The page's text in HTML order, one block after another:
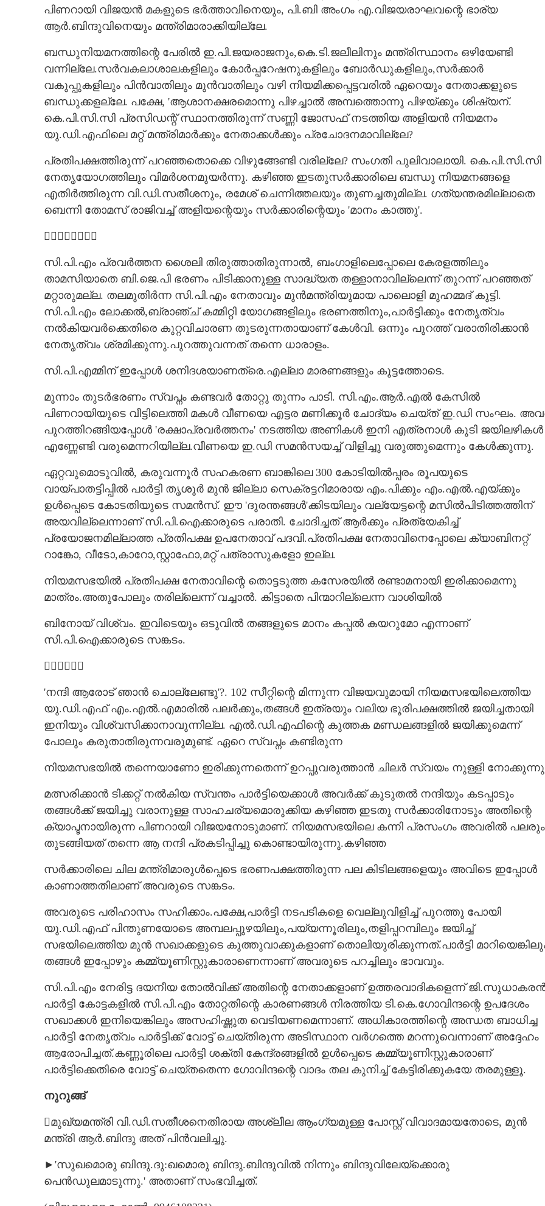
പിണറായി വിജയൻ മകളുടെ ഭർത്താവിനെയും, പി.ബി അംഗം എ.വിജയരാഘവന്റെ ഭാര്യ
ആർ.ബിന്ദുവിനെയും മന്ത്രിമാരാക്കിയില്ലേ.
ബന്ധുനിയമനത്തിന്റെ പേരിൽ ഇ.പി.ജയരാജനും,കെ.ടി.ജലീലിനും മന്ത്രിസ്ഥാനം ഒഴിയേണ്ടി
വന്നില്ലേ.സർവകലാശാലകളിലും കോർപ്പറേഷനുകളിലും ബോർഡുകളിലും,സർക്കാർ
വകുപ്പുകളിലും പിൻവാതിലും മുൻവാതിലും വഴി നിയമിക്കപ്പെട്ടവരിൽ ഏറെയും നേതാക്കളുടെ
ബന്ധുക്കളല്ലേ.‌‌ പക്ഷേ, 'ആശാനക്ഷരമൊന്നു പിഴച്ചാൽ അമ്പത്തൊന്നു പിഴയ്ക്കും ശിഷ്യന്.
കെ.പി.സി.സി പ്രസിഡന്റ് സ്ഥാനത്തിരുന്ന് സണ്ണി ജോസഫ് നടത്തിയ അളിയൻ നിയമനം
യു.ഡി.എഫിലെ മറ്റ് മന്ത്രിമാർക്കും നേതാക്കൾക്കും പ്രചോദനമാവില്ലേ?
പ്രതിപക്ഷത്തിരുന്ന് പറഞ്ഞതൊക്കെ വിഴുങ്ങേണ്ടി വരില്ലേ? സംഗതി പുലിവാലായി. കെ.പി.സി.സി
നേതൃയോഗത്തിലും വിമർശനമുയർന്നു. കഴിഞ്ഞ ഇടതുസർക്കാരിലെ ബന്ധു നിയമനങ്ങളെ
എതിർത്തിരുന്ന വി.ഡി.സതീശനും,​ രമേശ് ചെന്നിത്തലയും തുണച്ചതുമില്ല. ഗത്യന്തരമില്ലാതെ
ബെന്നി തോമസ് രാജിവച്ച് അളിയന്റെയും സർക്കാരിന്റെയും 'മാനം കാത്തു'.

സി.പി.എം പ്രവ‌ർത്തന ശൈലി തിരുത്താതിരുന്നാൽ, ബംഗാളിലെപ്പോലെ കേരളത്തിലും
താമസിയാതെ ബി.ജെ.പി ഭരണം പിടിക്കാനുള്ള സാദ്ധ്യത തള്ളാനാവില്ലെന്ന് തുറന്ന് പറഞ്ഞത്
മറ്റാരുമല്ല. തലമുതിർന്ന സി.പി.എം നേതാവും മുൻമന്ത്രിയുമായ പാലൊളി മുഹമ്മദ് കുട്ടി.
സി.പി.എം ലോക്കൽ,ബ്രാഞ്ച് കമ്മിറ്റി യോഗങ്ങളിലും ഭരണത്തിനും,പാർട്ടിക്കും നേത‌ൃത്വം
നൽകിയവർക്കെതിരെ കുറ്റവിചാരണ തുടരുന്നതായാണ് കേൾവി. ഒന്നും പുറത്ത് വരാതിരിക്കാൻ
നേതൃത്വം ശ്രമിക്കുന്നു.പുറത്തുവന്നത് തന്നെ ധാരാളം.
സി.പി.എമ്മിന് ഇപ്പോൾ ശനിദശയാണത്രെ.എല്ലാ മാരണങ്ങളും കൂട്ടത്തോടെ.
മൂന്നാം തുടർഭരണം സ്വപ്നം കണ്ടവർ തോറ്റു തുന്നം പാടി. സി.എം.ആർ.എൽ കേസിൽ
പിണറായിയുടെ വീട്ടിലെത്തി മകൾ വീണയെ എട്ടര മണിക്കൂർ ചോദ്യം ചെയ്ത് ഇ.ഡി സംഘം.
പുറത്തിറങ്ങിയപ്പോൾ 'രക്ഷാപ്രവർത്തനം' നടത്തിയ അണികൾ ഇനി എത്രനാൾ കൂടി ജയിലഴികൾ
എണ്ണേണ്ടി വരുമെന്നറിയില്ല.വീണയെ ഇ.ഡി സമൻസയച്ച് വിളിച്ചു വരുത്തുമെന്നും കേൾക്കുന്നു.
ഏറ്റവുമൊടുവിൽ, കരുവന്നൂർ സഹകരണ ബാങ്കിലെ 300 കോടിയിൽപ്പരം രൂപയുടെ
വായ്പാതട്ടിപ്പിൽ പാർട്ടി തൃശൂർ മുൻ ജില്ലാ സെക്രട്ടറിമാരായ എം.പിക്കും എം.എൽ.എയ്ക്കും
ഉൾപ്പെടെ കോടതിയുടെ സമൻസ്. ഈ 'ദുരന്തങ്ങൾ'ക്കിടയിലും വല്യേട്ടന്റെ മസിൽപിടിത്തത്തിന്
അയവില്ലെന്നാണ് സി.പി.ഐക്കാരുടെ പരാതി. ചോദിച്ചത് ആർക്കും പ്രത്യേകിച്ച്
പ്രയോജനമില്ലാത്ത പ്രതിപക്ഷ ഉപനേതാവ് പദവി.പ്രതിപക്ഷ നേതാവിനെപ്പോലെ ക്യാബിനറ്റ്
റാങ്കോ, വീടോ,കാറോ,സ്റ്റാഫോ,മറ്റ് പത്രാസുകളോ ഇല്ല.
നിയമസഭയിൽ പ്രതിപക്ഷ നേതാവിന്റെ തൊട്ടടുത്ത കസേരയിൽ രണ്ടാമനായി ഇരിക്കാമെന്നു
മാത്രം.അതുപോലും തരില്ലെന്ന് വച്ചാൽ. കിട്ടാതെ പിന്മാറില്ലെന്ന വാശിയിൽ
ബിനോയ് വിശ്വം. ഇവിടെയും ഒടുവിൽ തങ്ങളുടെ മാനം കപ്പൽ കയറുമോ എന്നാണ്
സി.പി.ഐക്കാരുടെ സങ്കടം.

'നന്ദി ആരോട് ഞാൻ ചൊല്ലേണ്ടു'?. 102 സീറ്റിന്റെ മിന്നുന്ന വിജയവുമായി നിയമസഭയിലെത്തിയ
യു.ഡി.എഫ് എം.എൽ.എമാരിൽ പലർക്കും,തങ്ങൾ ഇത്രയും വലിയ ഭൂരിപക്ഷത്തിൽ ജയിച്ചതായി
ഇനിയും വിശ്വസിക്കാനാവുന്നില്ല. എൽ.ഡി.എഫിന്റെ കുത്തക മണ്ഡലങ്ങളിൽ ജയിക്കുമെന്ന്
പോലും കരുതാതിരുന്നവരുമുണ്ട്. ഏറെ സ്വപ്നം കണ്ടിരുന്ന
നിയമസഭയിൽ തന്നെയാണോ ഇരിക്കുന്നതെന്ന് ഉറപ്പുവരുത്താൻ ചിലർ സ്വയം നുള്ളി
മത്സരിക്കാൻ ടിക്കറ്റ് നൽകിയ സ്വന്തം പാർട്ടിയെക്കാൾ അവർക്ക് കൂടുതൽ നന്ദിയും കടപ്പാടും
തങ്ങൾക്ക് ജയിച്ചു വരാനുള്ള സാഹചര്യമൊരുക്കിയ കഴിഞ്ഞ ഇടതു സർക്കാരിനോടും അതിന്റെ
ക്യാപ്ടനായിരുന്ന പിണറായി വിജയനോടുമാണ്. നിയമസഭയിലെ കന്നി പ്രസംഗം അവരിൽ പലരും
തുടങ്ങിയത് തന്നെ ആ നന്ദി പ്രകടിപ്പിച്ചു കൊണ്ടായിരുന്നു.കഴിഞ്ഞ
സർക്കാരിലെ ചില മന്ത്രിമാരുൾപ്പെടെ ഭരണപക്ഷത്തിരുന്ന പല കിടിലങ്ങളെയും അവിടെ ഇപ്പോൾ
കാണാത്തതിലാണ് അവരുടെ സങ്കടം.
അവരുടെ പരിഹാസം സഹിക്കാം.പക്ഷേ,പാർട്ടി നടപടികളെ വെല്ലുവിളിച്ച് പുറത്തു പോയി
യു.ഡി.എഫ് പിന്തുണയോടെ അമ്പലപ്പുഴയിലും,പയ്യന്നൂരിലും,തളിപ്പറമ്പിലും ജയിച്ച്
സഭയിലെത്തിയ മുൻ സഖാക്കളുടെ കുത്തുവാക്കുകളാണ് തൊലിയുരിക്കുന്നത്.പാർട്ടി
തങ്ങൾ ഇപ്പോഴും കമ്മ്യൂണിസ്റ്റുകാരാണെന്നാണ് അവരുടെ പറച്ചിലും ഭാവവും.
സി.പി.എം നേരിട്ട ദയനീയ തോൽവിക്ക് അതിന്റെ നേതാക്കളാണ് ഉത്തരവാദികളെന്ന്
പാർട്ടി കോട്ടകളിൽ സി.പി.എം തോറ്റതിന്റെ കാരണങ്ങൾ നിരത്തിയ ടി.കെ.ഗോവിന്ദന്റെ ഉപദേശം
സഖാക്കൾ ഇനിയെങ്കിലും അസഹിഷ്ണുത വെടിയണമെന്നാണ്. അധികാരത്തിന്റെ അന്ധത ബാധിച്ച
പാർട്ടി നേതൃത്വം പാർട്ടിക്ക് വോട്ട് ചെയ്തിരുന്ന അടിസ്ഥാന വർ‌ഗത്തെ മറന്നുവെന്നാണ് അദ്ദേഹം
ആരോപിച്ചത്.കണ്ണൂരിലെ പാർട്ടി ശക്തി കേന്ദ്രങ്ങളിൽ ഉൾപ്പെടെ കമ്മ്യൂണിസ്റ്റുകാരാണ്
പാർട്ടിക്കെതിരെ വോട്ട് ചെയ്തതെന്ന ഗോവിന്ദന്റെ വാദം തല കുനിച്ച് കേട്ടിരിക്കുകയേ തരമുള്ളൂ.
നുറുങ്ങ്
മുഖ്യമന്ത്രി വി.ഡി.സതീശനെതിരായ അശ്ലീല ആംഗ്യമുള്ള പോസ്റ്റ് വിവാദമായതോടെ, മുൻ
മന്ത്രി ആർ.ബിന്ദു അത് പിൻവലിച്ചു.
►'സുഖമൊരു ബിന്ദു.ദു:ഖമൊരു ബിന്ദു.ബിന്ദുവിൽ നിന്നും ബിന്ദുവിലേയ്ക്കൊരു
പെൻഡുലമാടുന്നു.' അതാണ് സംഭവിച്ചത്.
പാളിയ അളിയൻ ഗ്യാരന്റി,​ വിജയത്തിന്
Copy Link